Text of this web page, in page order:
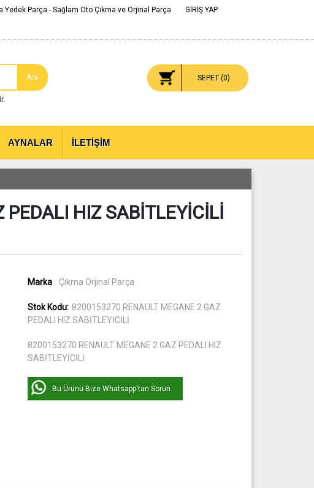
Yedek Parça - Sağlam Oto Çıkma ve Orjinal Parça GİRİŞ YAP
Ara SEPET (0)
AYNALAR İLETİŞİM
PEDALI HIZ SABİTLEYİCİLİ
Marka : Çıkma Orjinal Parça
Stok Kodu: 8200153270 RENAULT MEGANE 2 GAZ
PEDALI HIZ SABİTLEYİCİLİ
8200153270 RENAULT MEGANE 2 GAZ PEDALI HIZ
SABİTLEYİCİLİ
Bu Ürünü Bize Whatsapp'tan Sorun